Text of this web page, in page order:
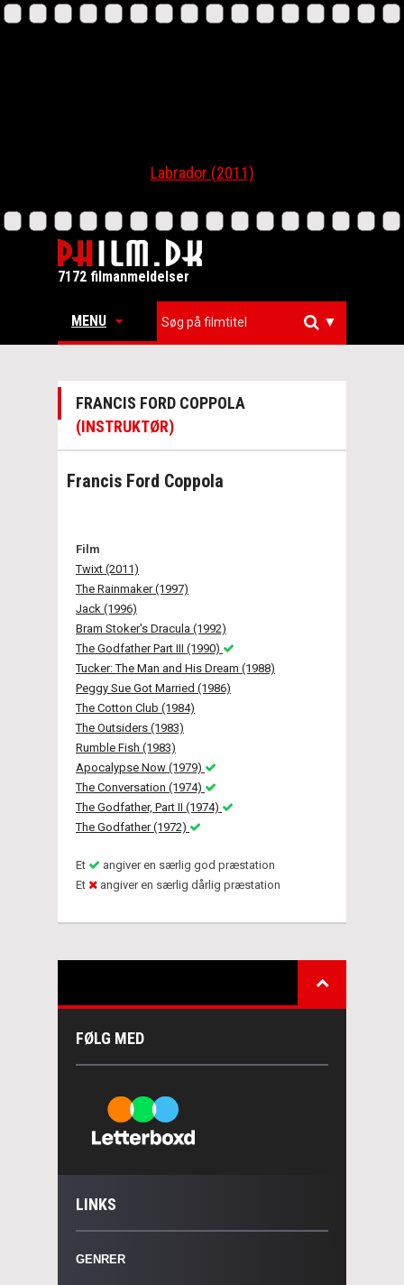
Labrador (2011)
7172 filmanmeldelser
MENU ▼
FRANCIS FORD COPPOLA
(INSTRUKTØR)
Francis Ford Coppola
Film
Twixt (2011)
The Rainmaker (1997)
Jack (1996)
Bram Stoker's Dracula (1992)
The Godfather Part III (1990)
Tucker: The Man and His Dream (1988)
Peggy Sue Got Married (1986)
The Cotton Club (1984)
The Outsiders (1983)
Rumble Fish (1983)
Apocalypse Now (1979)
The Conversation (1974)
The Godfather, Part II (1974)
The Godfather (1972)
Et
angiver en særlig god præstation
Et
angiver en særlig dårlig præstation
FØLG MED
LINKS
GENRER